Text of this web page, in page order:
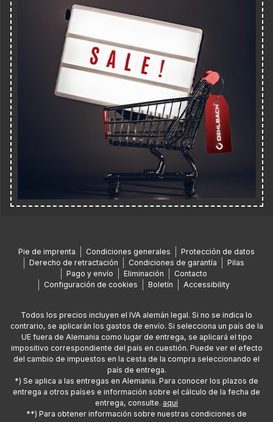
Pie de imprenta Condiciones generales
Protección de datos
Derecho de retractación
Condiciones de garantía
Pilas
Pago y envío
Eliminación
Contacto
Configuración de cookies
Boletín Accessibility
Todos los precios incluyen el IVA alemán legal. Si no se indica lo
contrario, se aplicarán los gastos de envío. Si selecciona un país de la
UE fuera de Alemania como lugar de entrega, se aplicará el tipo
impositivo correspondiente del país en cuestión. Puede ver el efecto
del cambio de impuestos en la cesta de la compra seleccionando el
país de entrega.
*) Se aplica a las entregas en Alemania. Para conocer los plazos de
entrega a otros países e información sobre el cálculo de la fecha de
entrega, consulte. aquí
**) Para obtener información sobre nuestras condiciones de